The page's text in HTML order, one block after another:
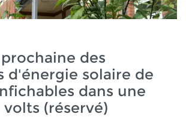
des
d'énergie solaire de
dans une
volts (réservé)